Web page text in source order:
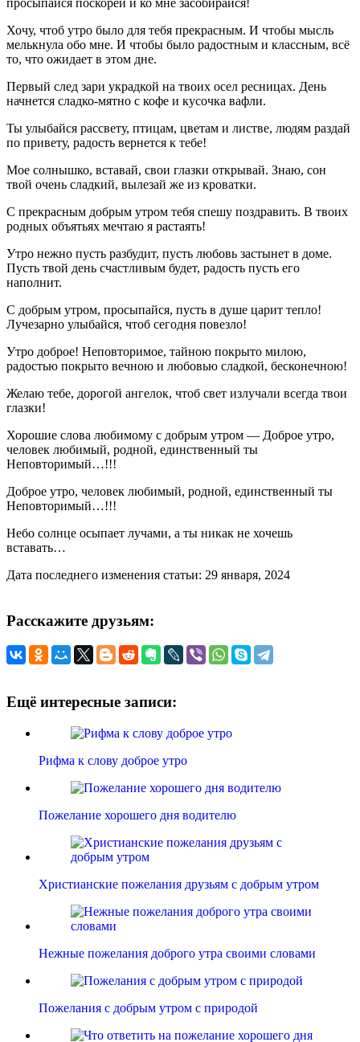
просыпайся поскорей и ко мне засобирайся!
Хочу, чтоб утро было для тебя прекрасным. И чтобы мысль
мелькнула обо мне. И чтобы было радостным и классным, всё
то, что ожидает в этом дне.
Первый след зари украдкой на твоих осел ресницах. День
начнется сладко-мятно с кофе и кусочка вафли.
Ты улыбайся рассвету, птицам, цветам и листве, людям раздай
по привету, радость вернется к тебе!
Мое солнышко, вставай, свои глазки открывай. Знаю, сон
твой очень сладкий, вылезай же из кроватки.
С прекрасным добрым утром тебя спешу поздравить. В твоих
родных объятьях мечтаю я растаять!
Утро нежно пусть разбудит, пусть любовь застынет в доме.
Пусть твой день счастливым будет, радость пусть его
наполнит.
С добрым утром, просыпайся, пусть в душе царит тепло!
Лучезарно улыбайся, чтоб сегодня повезло!
Утро доброе! Неповторимое, тайною покрыто милою,
радостью покрыто вечною и любовью сладкой, бесконечною!
Желаю тебе, дорогой ангелок, чтоб свет излучали всегда твои
глазки!
Хорошие слова любимому с добрым утром — Доброе утро,
человек любимый, родной, единственный ты
Неповторимый…!!!
Доброе утро, человек любимый, родной, единственный ты
Неповторимый…!!!
Небо солнце осыпает лучами, а ты никак не хочешь
вставать…
Дата последнего изменения статьи: 29 января, 2024
Расскажите друзьям:
Ещё интересные записи:
Рифма к слову доброе утро
Пожелание хорошего дня водителю
Христианские пожелания друзьям с добрым утром
Нежные пожелания доброго утра своими словами
Пожелания с добрым утром с природой